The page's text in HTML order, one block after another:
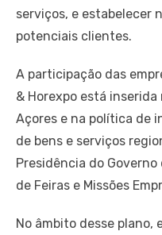
serviços, e estabelecer
potenciais clientes.
A participação das
& Horexpo está
Açores e na política de
de bens e serviços
Presidência do
de Feiras e Missões
No âmbito desse plano,